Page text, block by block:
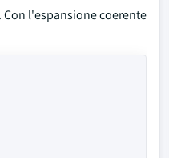
l'espansione coerente